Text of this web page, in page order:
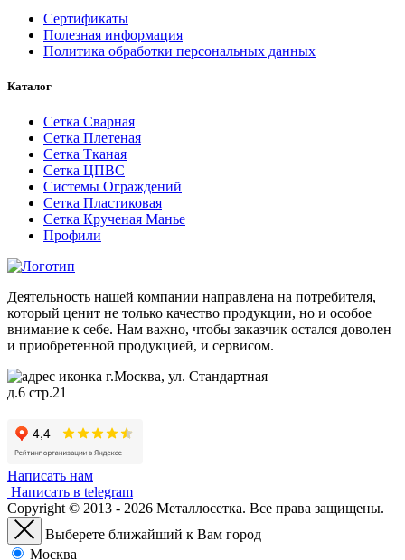
Сертификаты
Полезная информация
Политика обработки персональных данных
Каталог
Сетка Сварная
Сетка Плетеная
Сетка Тканая
Сетка ЦПВС
Системы Ограждений
Сетка Пластиковая
Сетка Крученая Манье
Профили
Деятельность нашей компании направлена на потребителя,
который ценит не только качество продукции, но и особое
внимание к себе. Нам важно, чтобы заказчик остался доволен
и приобретенной продукцией, и сервисом.
г.Москва, ул. Стандартная
д.6 стр.21
Написать нам
Написать в telegram
Copyright © 2013 - 2026 Металлосетка. Все права защищены.
Выберете ближайший к Вам город
Москва